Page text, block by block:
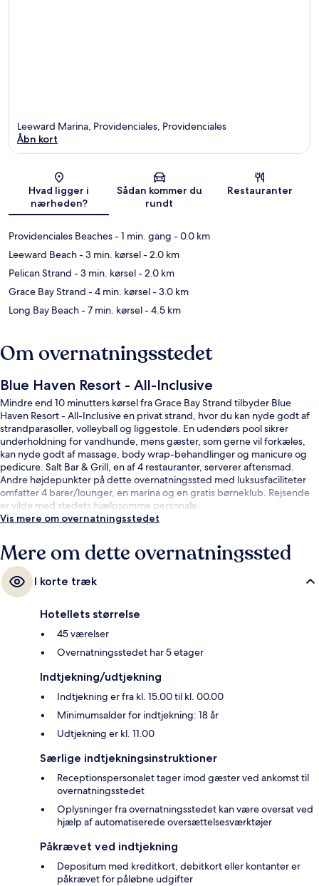
Kort
Leeward Marina, Providenciales, Providenciales
Åbn kort
Hvad ligger i
nærheden?
Sådan kommer du
rundt
Restauranter
Providenciales Beaches- 1 min. gang - 0.0 km
Leeward Beach- 3 min. kørsel- 2.0 km
Pelican Strand - 3 min. kørsel- 2.0 km
Grace Bay Strand - 4 min. kørsel- 3.0 km
Long Bay Beach- 7 min. kørsel- 4.5 km
Om overnatningsstedet
Blue Haven Resort - All-Inclusive
Mindre end 10 minutters kørsel fra Grace Bay Strand tilbyder Blue
Haven Resort - All-Inclusive en privat strand, hvor du kan nyde godt af
strandparasoller, volleyball og liggestole. En udendørs pool sikrer
underholdning for vandhunde, mens gæster, som gerne vil forkæles,
kan nyde godt af massage, body wrap-behandlinger og manicure og
pedicure. Salt Bar & Grill, en af 4 restauranter, serverer aftensmad.
Andre højdepunkter på dette overnatningssted med luksusfaciliteter
omfatter 4 barer/lounger, en marina og en gratis børneklub. Rejsende
er vilde med stedets hjælpsomme personale.
Vis mere om overnatningsstedet
Mere om dette overnatningssted
I korte træk
Hotellets størrelse
45 værelser
Overnatningsstedet har 5 etager
Indtjekning/udtjekning
Indtjekning er fra kl. 15.00 til kl. 00.00
Minimumsalder for indtjekning: 18 år
Udtjekning er kl. 11.00
Særlige indtjekningsinstruktioner
Receptionspersonalet tager imod gæster ved ankomst til
overnatningsstedet
Oplysninger fra overnatningsstedet kan være oversat ved
hjælp af automatiserede oversættelsesværktøjer
Påkrævet ved indtjekning
Depositum med kreditkort, debitkort eller kontanter er
påkrævet for påløbne udgifter